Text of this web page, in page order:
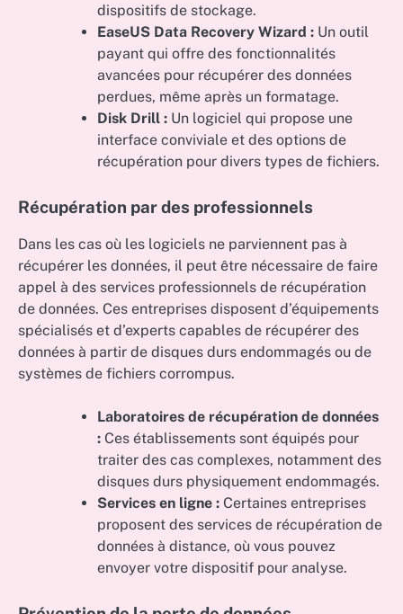
dispositifs de stockage.
EaseUS Data Recovery Wizard : Un outil
payant qui offre des fonctionnalités
avancées pour récupérer des données
perdues, même après un formatage.
Disk Drill : Un logiciel qui propose une
interface conviviale et des options de
récupération pour divers types de fichiers.
Récupération par des professionnels
Dans les cas où les logiciels ne parviennent pas à
récupérer les données, il peut être nécessaire de faire
appel à des services professionnels de récupération
de données. Ces entreprises disposent d’équipements
spécialisés et d’experts capables de récupérer des
données à partir de disques durs endommagés ou de
systèmes de fichiers corrompus.
Laboratoires de récupération de données
: Ces établissements sont équipés pour
traiter des cas complexes, notamment des
disques durs physiquement endommagés.
Services en ligne : Certaines entreprises
proposent des services de récupération de
données à distance, où vous pouvez
envoyer votre dispositif pour analyse.